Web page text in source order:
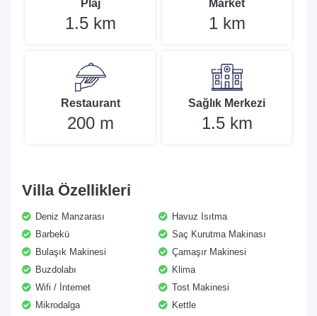
Plaj
1.5 km
Market
1 km
Restaurant
200 m
Sağlık Merkezi
1.5 km
Villa Özellikleri
Deniz Manzarası
Havuz Isıtma
Barbekü
Saç Kurutma Makinası
Bulaşık Makinesi
Çamaşır Makinesi
Buzdolabı
Klima
Wifi / İnternet
Tost Makinesi
Mikrodalga
Kettle